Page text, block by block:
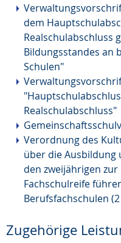
dem
Realschulabschluss
Bildungsstandes an
Schulen"
Realschulabschluss"
Verordnung des
über die Ausbildung
den zweijährigen
Fachschulreife
Berufsfachschulen (2
Zugehörige